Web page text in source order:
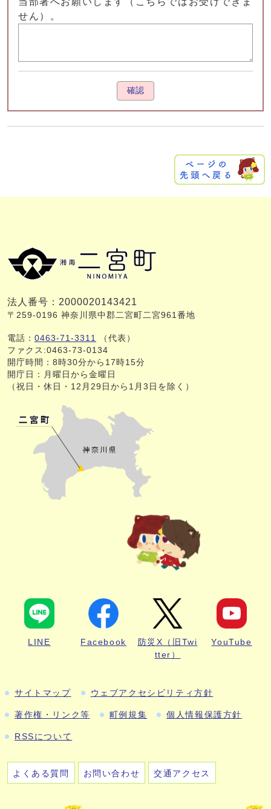
せん）。
確認
法人番号：2000020143421
〒259-0196 神奈川県中郡二宮町二宮961番地
電話： 0463-71-3311
（代表）
ファクス:0463-73-0134
開庁時間：8時30分から17時15分
開庁日：月曜日から金曜日
（祝日・休日・12月29日から1月3日を除く）
LINE Facebook
防災X（旧Twi
tter）
YouTube
サイトマップ ウェブアクセシビリティ方針
著作権・リンク等 町例規集 個人情報保護方針
RSSについて
よくある質問 お問い合わせ 交通アクセス